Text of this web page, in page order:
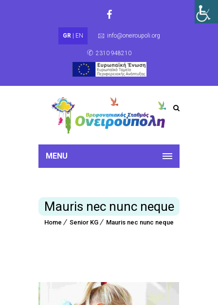
GR EN info@oneiroupoli.org
2310 948210
MENU
Mauris nec nunc neque
Home Senior KG Mauris nec nunc neque